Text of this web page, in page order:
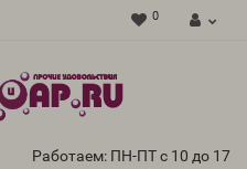
0
Работаем: ПН-ПТ с 10 до 17